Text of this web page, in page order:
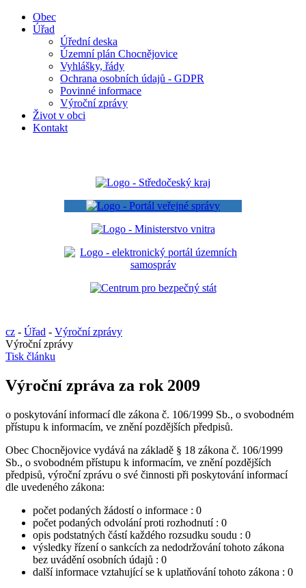
Obec
Úřad
Úřední deska
Územní plán Chocnějovice
Vyhlášky, řády
Ochrana osobních údajů - GDPR
Povinné informace
Výroční zprávy
Život v obci
Kontakt
cz - Úřad - Výroční zprávy
Výroční zprávy
Tisk článku
Výroční zpráva za rok 2009
o poskytování informací dle zákona č. 106/1999 Sb., o svobodném
přístupu k informacím, ve znění pozdějších předpisů.
Obec Chocnějovice vydává na základě § 18 zákona č. 106/1999
Sb., o svobodném přístupu k informacím, ve znění pozdějších
předpisů, výroční zprávu o své činnosti při poskytování informací
dle uvedeného zákona:
počet podaných žádostí o informace : 0
počet podaných odvolání proti rozhodnutí : 0
opis podstatných částí každého rozsudku soudu : 0
výsledky řízení o sankcích za nedodržování tohoto zákona
bez uvádění osobních údajů : 0
další informace vztahující se k uplatňování tohoto zákona : 0